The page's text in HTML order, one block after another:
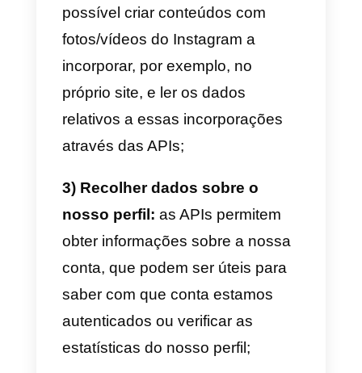
recentemente as suas novas
APIs Instagram Messenger
oferecendo às empresas novas
ferramentas para comunicarem
seus usuários.
Partindo das primeiras,as APIs
Instagram Graph possibilitam:
1) Publicar fotos e vídeos
gerir-se a publicação de